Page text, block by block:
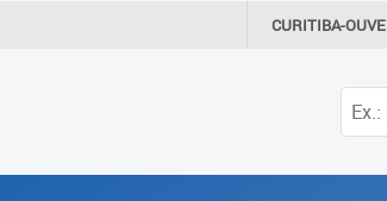
CURITIBA-OUVE